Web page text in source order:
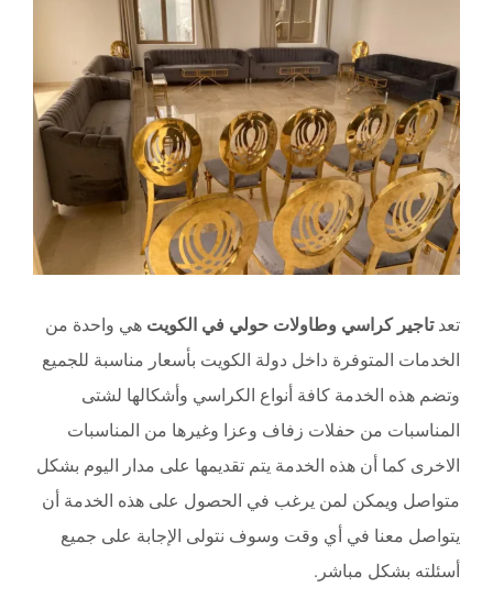
تعدتاجير كراسي وطاولات حولي في الكويت هي واحدة من
الخدمات المتوفرة داخل دولة الكويت بأسعار مناسبة للجميع
وتضم هذه الخدمة كافة أنواع الكراسي وأشكالها لشتى
المناسبات من حفلات زفاف وعزا وغيرها من المناسبات
الاخرى كما أن هذه الخدمة يتم تقديمها على مدار اليوم بشكل
متواصل ويمكن لمن يرغب في الحصول على هذه الخدمة أن
يتواصل معنا في أي وقت وسوف نتولى الإجابة على جميع
أسئلته بشكل مباشر.